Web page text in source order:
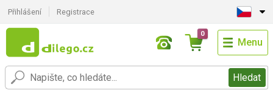
Přihlášení Registrace
Hledat
0
Menu